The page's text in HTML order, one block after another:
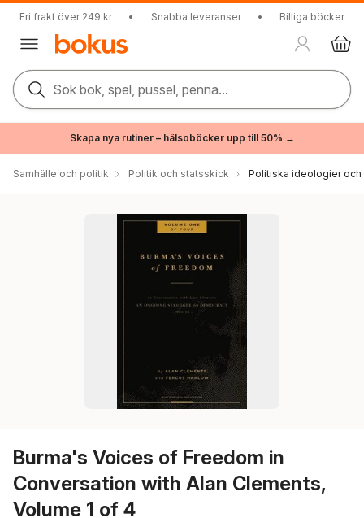
Fri frakt över 249 kr • Snabba leveranser • Billiga böcker
Sök bok, spel, pussel, penna...
Skapa nya rutiner – hälsoböcker upp till 50% →
Samhälle och politik Politik och statsskick Politiska ideologier och
Burma's Voices of Freedom in
Conversation with Alan Clements,
Volume 1 of 4